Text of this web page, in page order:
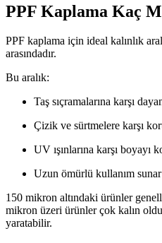
PPF Kaplama Kaç
PPF kaplama için ideal kalınlık
arasındadır.
Bu aralık:
Taş sıçramalarına karşı
Çizik ve sürtmelere karşı
UV ışınlarına karşı boyayı
Uzun ömürlü kullanım sunar
150 mikron altındaki ürünler
mikron üzeri ürünler çok kalın
yaratabilir.